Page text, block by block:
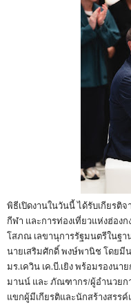
พิธีเปิดงานในวันนี้ ได้รับเกียรติ
กีฬา และการท่องเที่ยวแห่งฮ่อง
โสภณ เลขานุการรัฐมนตรีในฐ
นายเสริมศักดิ์ พงษ์พานิช โดย
มร.เควิน เค.บี.เยิง พร้อมรองน
มานน์ และ ภัณฑากร/ผู้อำนวยก
แขกผู้มีเกียรติและนักสร้างสรร